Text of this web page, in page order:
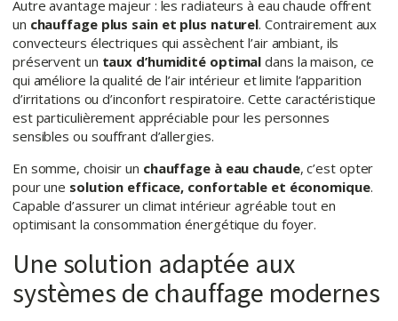
Autre avantage majeur : les radiateurs à eau chaude offrent
un chauffage plus sain et plus naturel. Contrairement aux
convecteurs électriques qui assèchent l’air ambiant, ils
préservent un taux d’humidité optimal dans la maison, ce
qui améliore la qualité de l’air intérieur et limite l’apparition
d’irritations ou d’inconfort respiratoire. Cette caractéristique
est particulièrement appréciable pour les personnes
sensibles ou souffrant d’allergies.
En somme, choisir un chauffage à eau chaude, c’est opter
pour une solution efficace, confortable et économique.
Capable d’assurer un climat intérieur agréable tout en
optimisant la consommation énergétique du foyer.
Une solution adaptée aux
systèmes de chauffage modernes